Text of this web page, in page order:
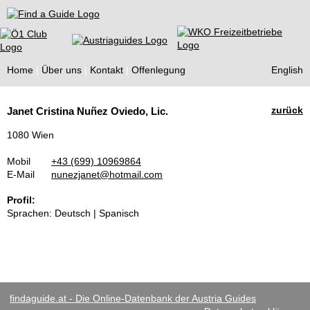
Find a Guide
Home Über uns Kontakt Offenlegung English
Guides
zurück
Janet Cristina Nuñez Oviedo, Lic.
1080 Wien
Mobil
+43 (699) 10969864
E-Mail
nunezjanet@hotmail.com
Profil:
Sprachen: Deutsch | Spanisch
findaguide.at - Die Online-Datenbank der Austria Guides